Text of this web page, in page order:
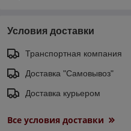
Условия доставки
Транспортная компания
Доставка "Самовывоз"
Доставка курьером
Все условия доставки